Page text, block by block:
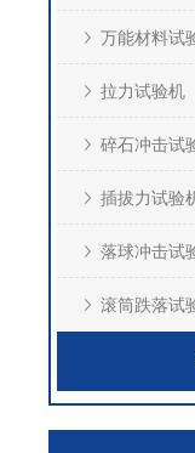
万能材料试
拉力试验机
碎石冲击试
插拔力试验
落球冲击试
滚筒跌落试